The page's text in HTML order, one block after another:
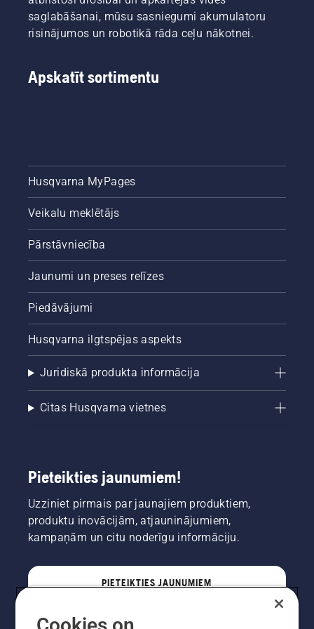
palīdzēs
jums
ideālam
vispirms
iepazīstiet
būtiskākos
padomus
sezonas
garumā
par to,
kā
uzturēt
un leknu
mauriņu.
veselīgu
un leknu
Atbildot
uz
četriem
saglabāšanai, mūsu sasniegumi akumulatoru
risinājumos un robotikā rāda ceļu nākotnei.
Apskatīt sortimentu
Husqvarna MyPages
Veikalu meklētājs
Pārstāvniecība
Jaunumi un preses relīzes
Piedāvājumi
Husqvarna ilgtspējas aspekts
Juridiskā produkta informācija
Citas Husqvarna vietnes
Pieteikties jaunumiem!
Uzziniet pirmais par jaunajiem produktiem,
produktu inovācijām, atjauninājumiem,
kampaņām un citu noderīgu informāciju.
PIETEIKTIES JAUNUMIEM